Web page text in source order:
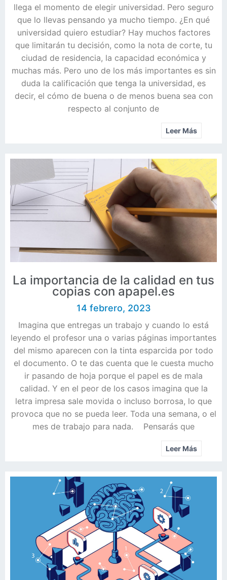
llega el momento de elegir universidad. Pero seguro
que lo llevas pensando ya mucho tiempo. ¿En qué
universidad quiero estudiar? Hay muchos factores
que limitarán tu decisión, como la nota de corte, tu
ciudad de residencia, la capacidad económica y
muchas más. Pero uno de los más importantes es sin
duda la calificación que tenga la universidad, es
decir, el cómo de buena o de menos buena sea con
respecto al conjunto de
Leer Más
La importancia de la calidad en tus
copias con apapel.es
14 febrero, 2023
Imagina que entregas un trabajo y cuando lo está
leyendo el profesor una o varias páginas importantes
del mismo aparecen con la tinta esparcida por todo
el documento. O te das cuenta que le cuesta mucho
ir pasando de hoja porque el papel es de mala
calidad. Y en el peor de los casos imagina que la
letra impresa sale movida o incluso borrosa, lo que
provoca que no se pueda leer. Toda una semana, o el
mes de trabajo para nada. Pensarás que
Leer Más